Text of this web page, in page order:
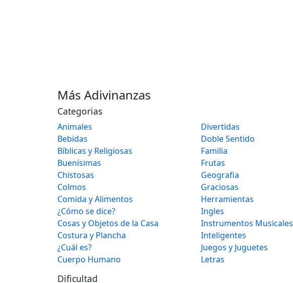
Más Adivinanzas
Categorias
Animales
Bebidas
Bíblicas y Religiosas
Buenísimas
Chistosas
Colmos
Comida y Alimentos
¿Cómo se dice?
Cosas y Objetos de la Casa
Costura y Plancha
¿Cuál es?
Cuerpo Humano
Divertidas
Doble Sentido
Familia
Frutas
Geografia
Graciosas
Herramientas
Ingles
Instrumentos Musicales
Inteligentes
Juegos y Juguetes
Letras
Dificultad